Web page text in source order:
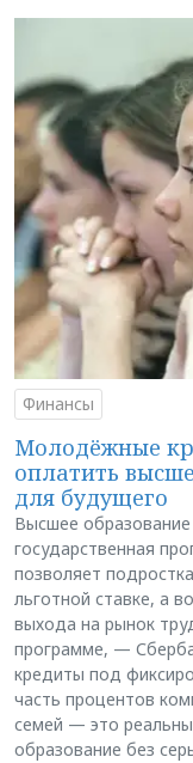
Финансы
Молодёжные
оплатить
для будущего
Высшее
государственная
позволяет
льготной ставке, а
выхода на рынок
программе, —
кредиты под
часть процентов
семей — это
образование без